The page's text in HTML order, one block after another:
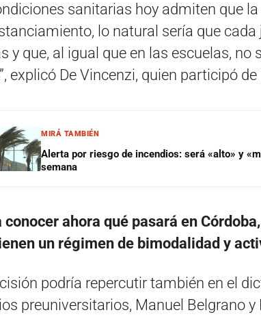
sanitarias hoy admiten que
lo natural sería que
y que, al igual que en las escuelas, no
explicó De Vincenzi, quien participó
MIRÁ TAMBIÉN
Alerta por riesgo de incendios: será «alto» y
semana
conocer ahora qué pasará en
un régimen de bimodalidad y
podría repercutir también en el
preuniversitarios, Manuel Belgrano y